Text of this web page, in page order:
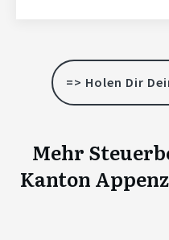
=> Holen Dir
Mehr
Kanton